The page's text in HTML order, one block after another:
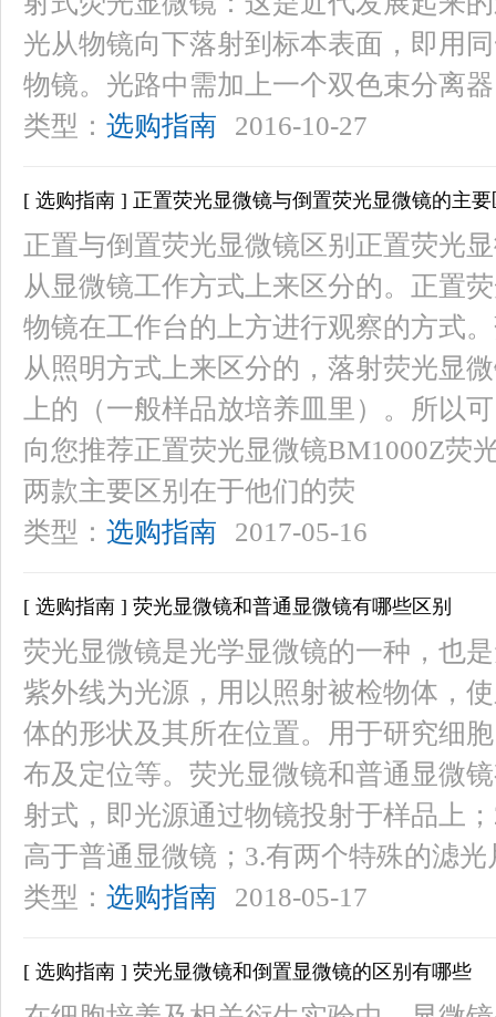
光从物镜向下落射到标本表面，即用
物镜。光路中需加上一个双色束分离
类型： 选购指南 2016-10-27
[ 选购指南 ] 正置荧光显微镜与倒置荧光显微镜的主要
正置与倒置荧光显微镜区别正置荧光
从显微镜工作方式上来区分的。正置
物镜在工作台的上方进行观察的方式
从照明方式上来区分的，落射荧光显
上的（一般样品放培养皿里）。所以
向您推荐正置荧光显微镜BM1000Z荧
两款主要区别在于他们的荧
类型： 选购指南 2017-05-16
[ 选购指南 ] 荧光显微镜和普通显微镜有哪些区别
荧光显微镜是光学显微镜的一种，也
紫外线为光源，用以照射被检物体，
体的形状及其所在位置。用于研究细
布及定位等。荧光显微镜和普通显微
射式，即光源通过物镜投射于样品上
高于普通显微镜；3.有两个特殊的滤
类型： 选购指南 2018-05-17
[ 选购指南 ] 荧光显微镜和倒置显微镜的区别有哪些